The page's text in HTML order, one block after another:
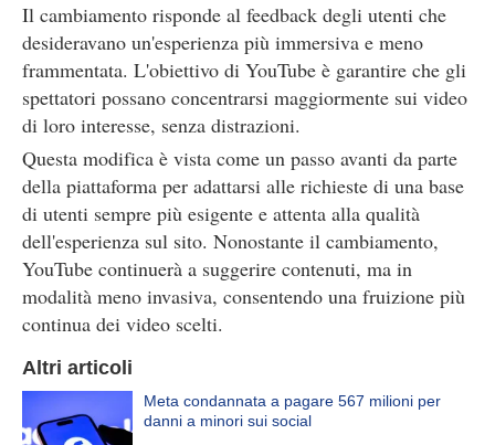
Il cambiamento risponde al feedback degli utenti che
desideravano un'esperienza più immersiva e meno
frammentata. L'obiettivo di YouTube è garantire che gli
spettatori possano concentrarsi maggiormente sui video
di loro interesse, senza distrazioni.
Questa modifica è vista come un passo avanti da parte
della piattaforma per adattarsi alle richieste di una base
di utenti sempre più esigente e attenta alla qualità
dell'esperienza sul sito. Nonostante il cambiamento,
YouTube continuerà a suggerire contenuti, ma in
modalità meno invasiva, consentendo una fruizione più
continua dei video scelti.
Altri articoli
Meta condannata a pagare 567 milioni per
danni a minori sui social